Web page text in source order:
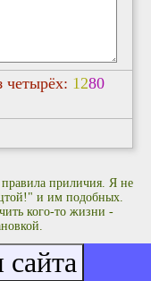
четырёх: 1280
правила приличия. Я не
и им подобных.
кого-то жизни -